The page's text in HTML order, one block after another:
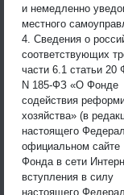
и немедленно
местного
4. Сведения о
соответствующих
части 6.1 статьи 20
N 185-ФЗ «О Фонде
содействия
хозяйства» (в
настоящего
официальном сайте
Фонда в сети
вступления в силу
настоящего